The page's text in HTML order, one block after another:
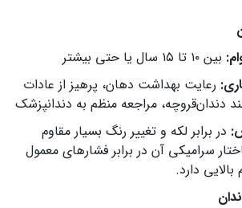
بین ۱۰ تا ۱۵ سال یا حتی بیشتر
رعایت بهداشت دهان، پرهیز از عادات
دندان‌قروچه، مراجعه منظم به دندانپزشک
در برابر لکه و تغییر رنگ بسیار مقاوم
سرامیکی آن در برابر فشارهای معمول
دارد.